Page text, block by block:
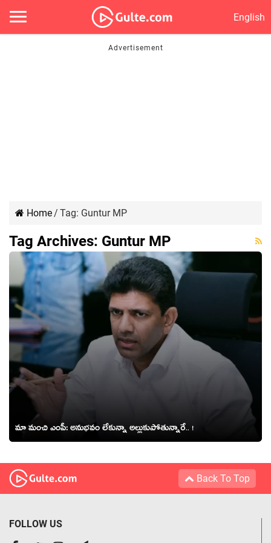
English
Home/ Tag: Guntur MP
Tag Archives: Guntur MP
మా మంచి ఎంపీ: అనుభ‌వం లేకున్నా అల్లుకుపోతున్నారే.. !
Back To Top
FOLLOW US